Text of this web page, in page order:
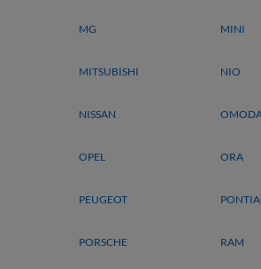
MG MINI
MITSUBISHI NIO
NISSAN
OPEL ORA
PEUGEOT
PORSCHE RAM